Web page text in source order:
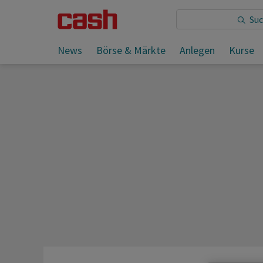
News Börse & Märkte Anlegen Kurse
Sie lesen: